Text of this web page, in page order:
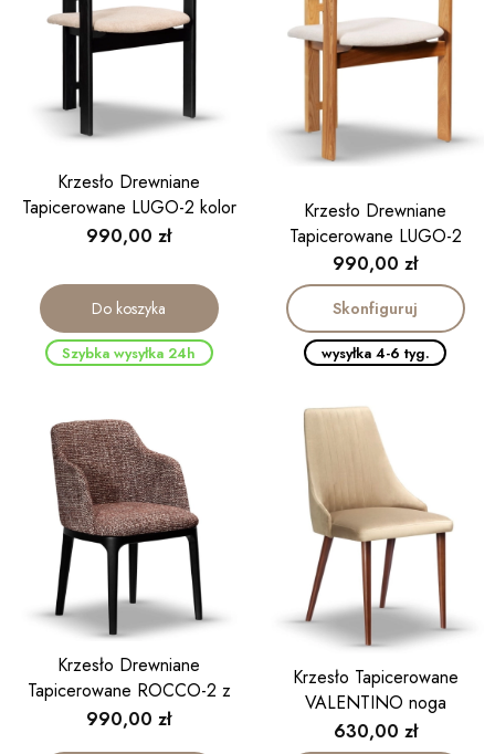
Krzesło Drewniane
Tapicerowane LUGO-2 kolor
czarny
Cena
990,00 zł
Do koszyka
Szybka wysyłka 24h
Krzesło Drewniane
Tapicerowane LUGO-2
Cena
990,00 zł
Skonfiguruj
wysyłka 4-6 tyg.
Krzesło Drewniane
Tapicerowane ROCCO-2 z
podłokietnikiem
Cena
990,00 zł
Krzesło Tapicerowane
VALENTINO noga
drewniana
Cena
630,00 zł